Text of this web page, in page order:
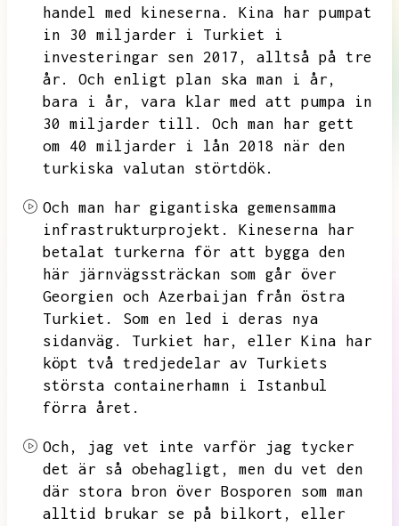
handel med kineserna.
Kina har pumpat
in 30 miljarder i Turkiet i
investeringar sen 2017,
alltså på tre
år.
Och enligt plan ska man i år,
bara i år,
vara klar med att pumpa in
30 miljarder till.
Och man har gett
om 40 miljarder i lån 2018 när den
turkiska valutan störtdök.
Och man har gigantiska gemensamma
infrastrukturprojekt.
Kineserna har
betalat turkerna för att bygga den
här järnvägssträckan som går över
Georgien och Azerbaijan från östra
Turkiet.
Som en led i deras nya
sidanväg.
Turkiet har,
eller Kina har
köpt två tredjedelar av Turkiets
största containerhamn i Istanbul
förra året.
Och,
jag vet inte varför jag tycker
det är så obehagligt,
men du vet den
där stora bron över Bosporen som man
alltid brukar se på bilkort,
eller